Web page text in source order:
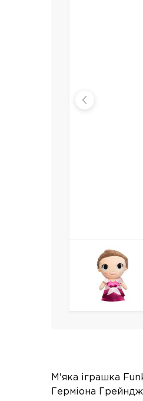
М'яка іграшка
Герміона